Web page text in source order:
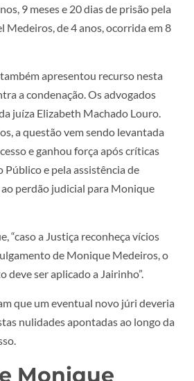
9 meses e 20 dias de prisão pela
Medeiros, de 4 anos, ocorrida em 8
apresentou recurso nesta
a condenação. Os advogados
juíza Elizabeth Machado Louro.
a questão vem sendo levantada
e ganhou força após críticas
e pela assistência de
ao perdão judicial para Monique
“caso a Justiça reconheça vícios
de Monique Medeiros, o
deve ser aplicado a Jairinho”.
que um eventual novo júri deveria
nulidades apontadas ao longo da
Monique